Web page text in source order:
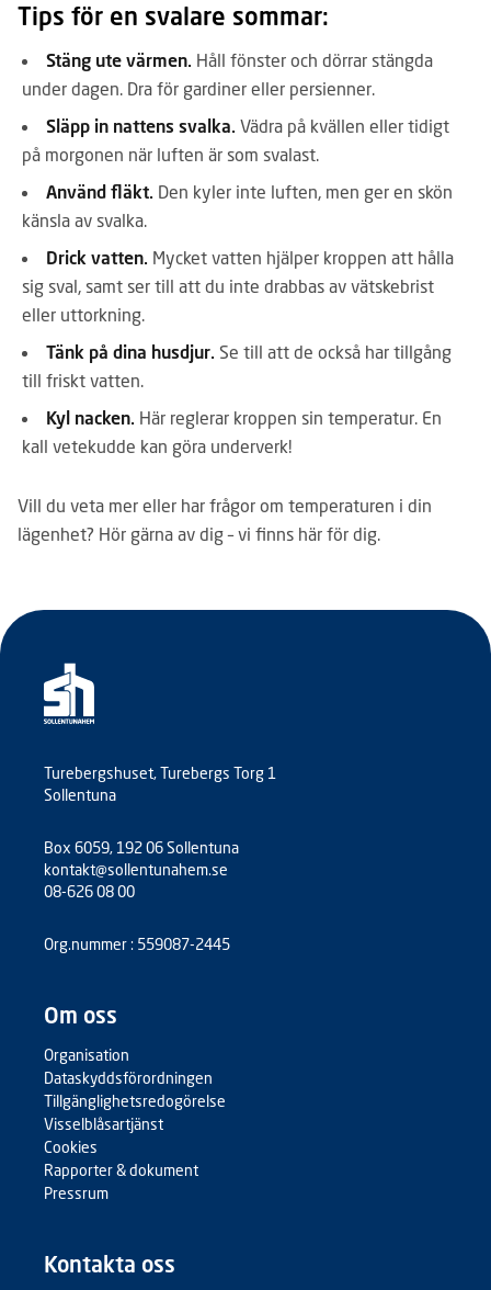
Tips för en svalare sommar:
Stäng ute värmen. Håll fönster och dörrar stängda
under dagen. Dra för gardiner eller persienner.
Släpp in nattens svalka. Vädra på kvällen eller tidigt
på morgonen när luften är som svalast.
Använd fläkt. Den kyler inte luften, men ger en skön
känsla av svalka.
Drick vatten. Mycket vatten hjälper kroppen att hålla
sig sval, samt ser till att du inte drabbas av vätskebrist
eller uttorkning.
Tänk på dina husdjur. Se till att de också har tillgång
till friskt vatten.
Kyl nacken. Här reglerar kroppen sin temperatur. En
kall vetekudde kan göra underverk!
Vill du veta mer eller har frågor om temperaturen i din
lägenhet? Hör gärna av dig – vi finns här för dig.
Turebergshuset, Turebergs Torg 1
Sollentuna
Box 6059, 192 06 Sollentuna
kontakt@sollentunahem.se
08-626 08 00
Org.nummer : 559087-2445
Om oss
Organisation
Dataskyddsförordningen
Tillgänglighetsredogörelse
Visselblåsartjänst
Cookies
Rapporter & dokument
Pressrum
Kontakta oss